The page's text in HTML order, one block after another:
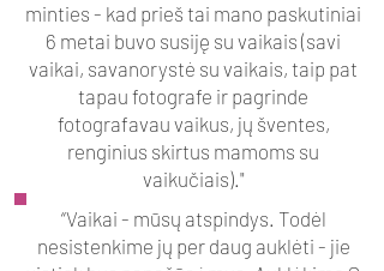
minties - kad prieš tai mano paskutiniai
6 metai buvo susiję su vaikais (savi
vaikai, savanorystė su vaikais, taip pat
tapau fotografe ir pagrinde
fotografavau vaikus, jų šventes,
renginius skirtus mamoms su
vaikučiais)."
“Vaikai - mūsų atspindys. Todėl
nesistenkime jų per daug auklėti - jie